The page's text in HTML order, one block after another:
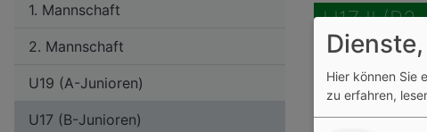
U17 II
1. Mannschaft
2. Mannschaft
U19 (A-Junioren)
U17 (B-Junioren)
Hier können Sie
zu erfahren,